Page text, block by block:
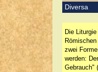
Diversa
Die Liturgie
zwei
werden:
Gebrauch"